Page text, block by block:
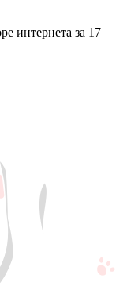
интернета за 17